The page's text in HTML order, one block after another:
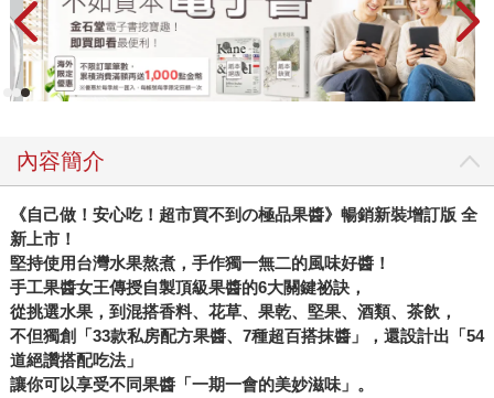
內容簡介
《自己做！安心吃！超市買不到の極品果醬》暢銷新裝增訂版 全
新上市！
堅持使用台灣水果熬煮，手作獨一無二的風味好醬！
手工果醬女王傳授自製頂級果醬的6大關鍵祕訣，
從挑選水果，到混搭香料、花草、果乾、堅果、酒類、茶飲，
不但獨創「33款私房配方果醬、7種超百搭抹醬」，還設計出「54
道絕讚搭配吃法」
讓你可以享受不同果醬「一期一會的美妙滋味」。